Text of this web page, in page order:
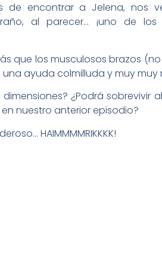
de encontrar a Jelena, nos
al parecer… ¡uno de los
que los musculosos brazos
ayuda colmilluda y muy muy
¿Podrá sobrevivir
nuestro anterior episodio?
HAIMMMMRIKKKK!